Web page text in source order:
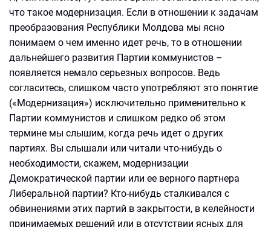
что такое модернизация. Если в отношении к задачам
преобразования Республики Молдова мы ясно
понимаем о чем именно идет речь, то в отношении
дальнейшего развития Партии коммунистов –
появляется немало серьезных вопросов. Ведь
согласитесь, слишком часто употребляют это понятие
(«Модернизация») исключительно применительно к
Партии коммунистов и слишком редко об этом
термине мы слышим, когда речь идет о других
партиях. Вы слышали или читали что-нибудь о
необходимости, скажем, модернизации
Демократической партии или ее верного партнера
Либеральной партии? Кто-нибудь сталкивался с
обвинениями этих партий в закрытости, в келейности
принимаемых решений или в отсутствии ясных для